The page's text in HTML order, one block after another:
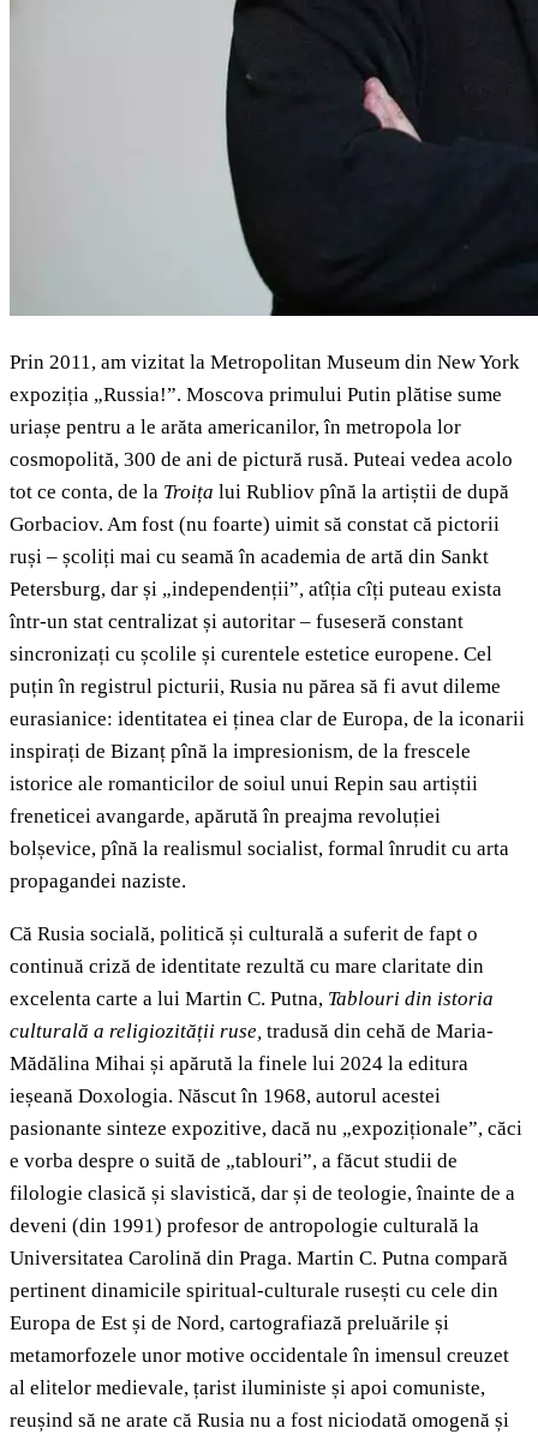
Prin 2011, am vizitat la Metropolitan Museum din New York
expoziția „Russia!”. Moscova primului Putin plătise sume
uriașe pentru a le arăta americanilor, în metropola lor
cosmopolită, 300 de ani de pictură rusă. Puteai vedea acolo
tot ce conta, de la Troița lui Rubliov pînă la artiștii de după
Gorbaciov. Am fost (nu foarte) uimit să constat că pictorii
ruși – școliți mai cu seamă în academia de artă din Sankt
Petersburg, dar și „independenții”, atîția cîți puteau exista
într-un stat centralizat și autoritar – fuseseră constant
sincronizați cu școlile și curentele estetice europene. Cel
puțin în registrul picturii, Rusia nu părea să fi avut dileme
eurasianice: identitatea ei ținea clar de Europa, de la iconarii
inspirați de Bizanț pînă la impresionism, de la frescele
istorice ale romanticilor de soiul unui Repin sau artiștii
freneticei avangarde, apărută în preajma revoluției
bolșevice, pînă la realismul socialist, formal înrudit cu arta
propagandei naziste.
Că Rusia socială, politică și culturală a suferit de fapt o
continuă criză de identitate rezultă cu mare claritate din
excelenta carte a lui Martin C. Putna, Tablouri din istoria
culturală a religiozității ruse, tradusă din cehă de Maria-
Mădălina Mihai și apărută la finele lui 2024 la editura
ieșeană Doxologia. Născut în 1968, autorul acestei
pasionante sinteze expozitive, dacă nu „expoziționale”, căci
e vorba despre o suită de „tablouri”, a făcut studii de
filologie clasică și slavistică, dar și de teologie, înainte de a
deveni (din 1991) profesor de antropologie culturală la
Universitatea Carolină din Praga. Martin C. Putna compară
pertinent dinamicile spiritual-culturale rusești cu cele din
Europa de Est și de Nord, cartografiază preluările și
metamorfozele unor motive occidentale în imensul creuzet
al elitelor medievale, țarist iluministe și apoi comuniste,
reușind să ne arate că Rusia nu a fost niciodată omogenă și